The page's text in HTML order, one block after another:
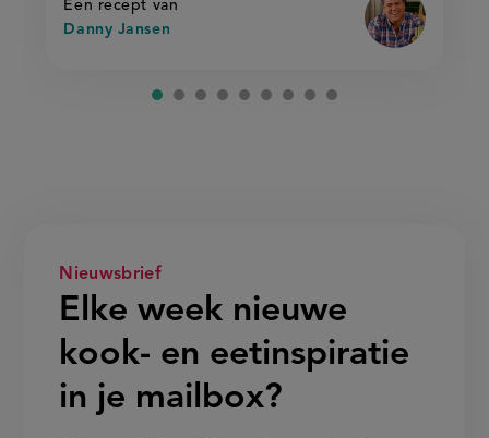
Een recept van
Danny Jansen
Nieuwsbrief
Elke week nieuwe
kook- en eetinspiratie
in je mailbox?